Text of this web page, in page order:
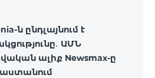
ն ընդլայնում է
ԱՄՆ
ալիք Newsmax-ը